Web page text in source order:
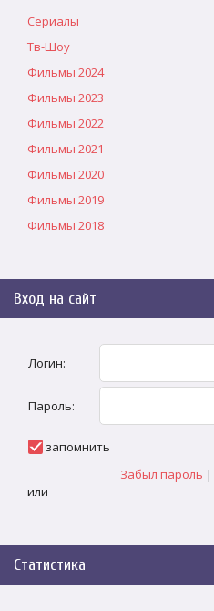
Сериалы
Тв-Шоу
Фильмы 2024
Фильмы 2023
Фильмы 2022
Фильмы 2021
Фильмы 2020
Фильмы 2019
Фильмы 2018
Вход на сайт
Логин:
Пароль:
запомнить
Забыл пароль |
или
Статистика